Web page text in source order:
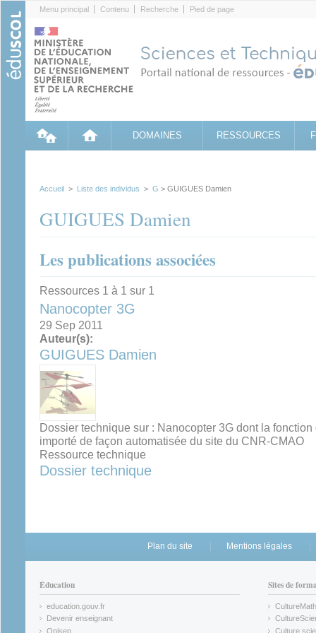
Menu principal Contenu Recherche Pied de page
DOMAINES RESSOURCES
Accueil > Liste des individus > G > GUIGUES Damien
GUIGUES Damien
Les publications associées
Ressources 1 à 1 sur 1
Nanocopter 3G
29 Sep 2011
Auteur(s):
GUIGUES Damien
Dossier technique sur : Nanocopter 3G dont la
importé de façon automatisée du site du CNR-CMAO
Ressource technique
Dossier technique
Plan du site Mentions légales
Éducation
education.gouv.fr
(link is external)
Devenir enseignant
(link is external)
Onisep
Sites de
CultureMath
(link is
(link is
Culture